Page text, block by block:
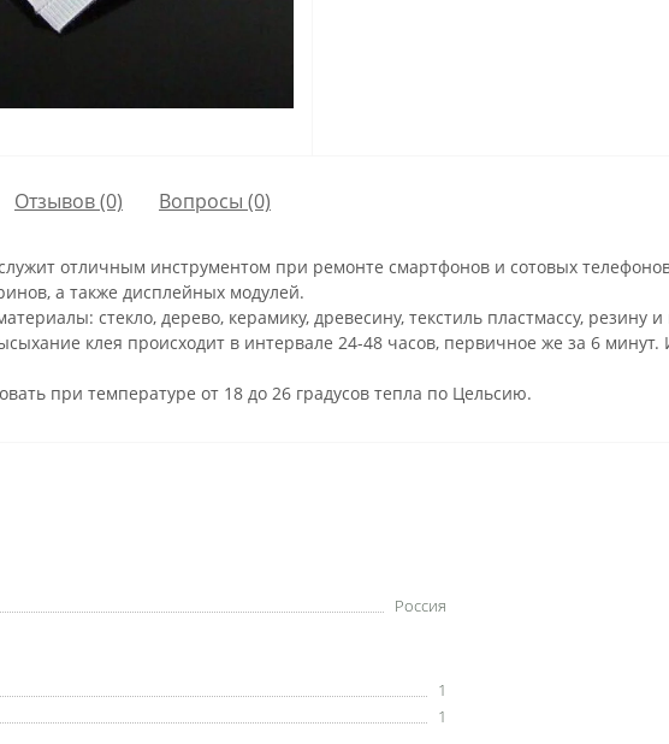
Отзывов (0) Вопросы (0)
отличным инструментом при ремонте смартфонов и сотовых
а также дисплейных модулей.
стекло, дерево, керамику, древесину, текстиль пластмассу, резину
клея происходит в интервале 24-48 часов, первичное же за 6 минут.
при температуре от 18 до 26 градусов тепла по Цельсию.
Россия
1
1